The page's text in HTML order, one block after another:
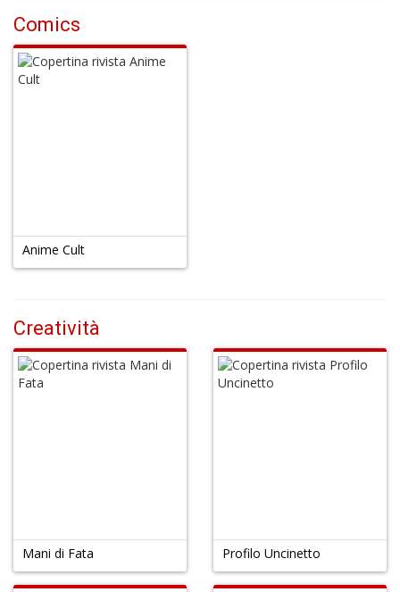
Comics
Anime Cult
Creatività
Mani di Fata Profilo Uncinetto